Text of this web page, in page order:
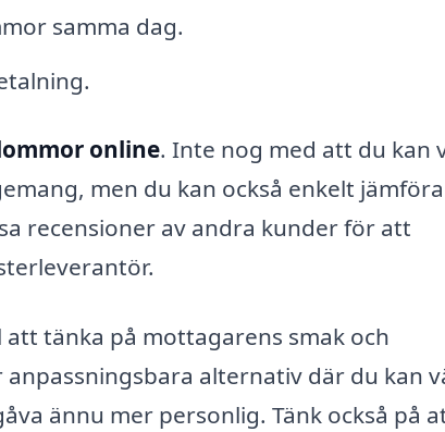
samma dag.
online. Inte nog med att du kan
men du kan också enkelt jämföra
recensioner av andra kunder för att
att tänka på mottagarens smak och
alternativ där du kan
ännu mer personlig. Tänk också på